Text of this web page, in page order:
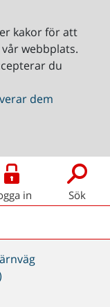
kakor för att
webbplats.
du
dem
in Sök